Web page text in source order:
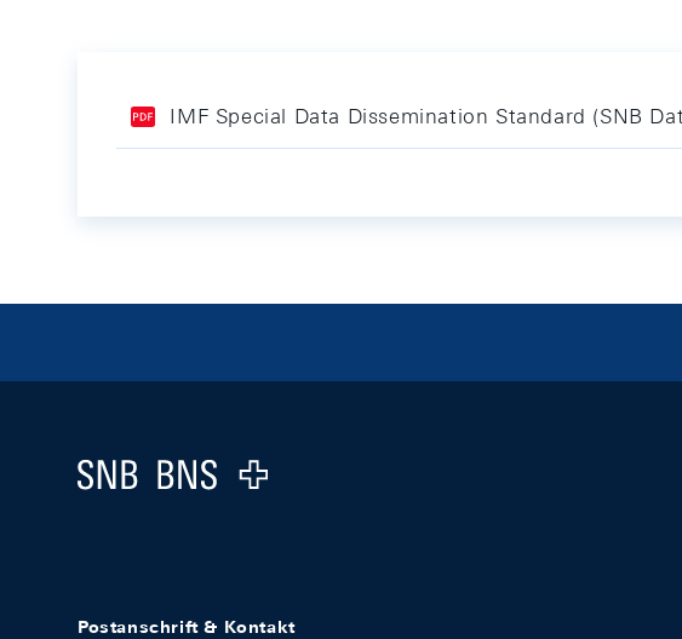
IMF Special Data Dissemination Standard (SNB
Logo
Postanschrift & Kontakt